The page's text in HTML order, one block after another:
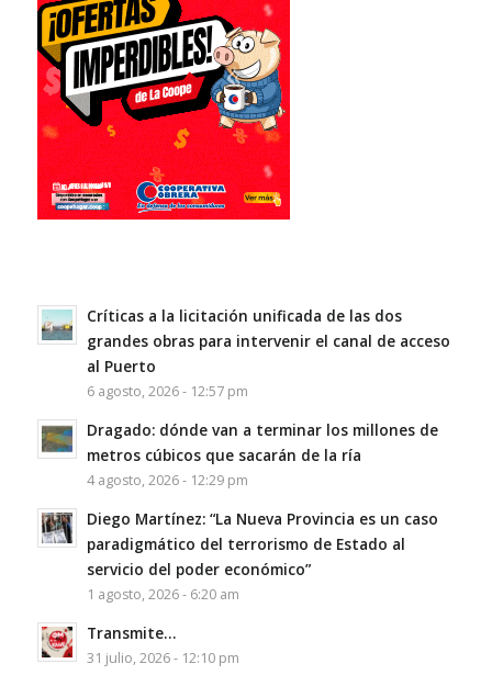
Críticas a la licitación unificada de las dos
grandes obras para intervenir el canal de acceso
al Puerto
6 agosto, 2026 - 12:57 pm
Dragado: dónde van a terminar los millones de
metros cúbicos que sacarán de la ría
4 agosto, 2026 - 12:29 pm
Diego Martínez: “La Nueva Provincia es un caso
paradigmático del terrorismo de Estado al
servicio del poder económico”
1 agosto, 2026 - 6:20 am
Transmite…
31 julio, 2026 - 12:10 pm